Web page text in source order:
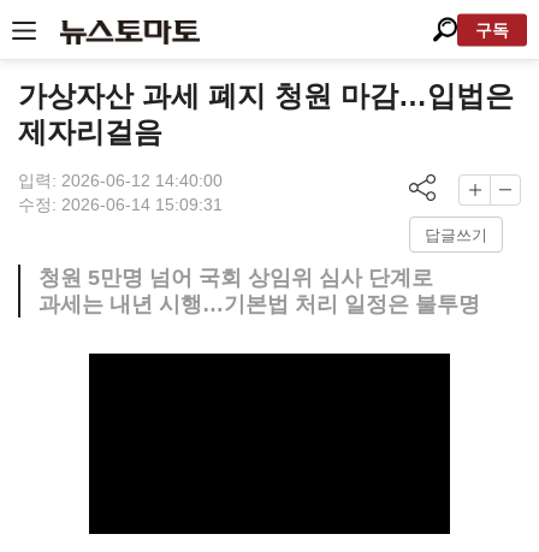
구독
가상자산 과세 폐지 청원 마감…입법은
제자리걸음
입력: 2026-06-12 14:40:00
수정: 2026-06-14 15:09:31
답글쓰기
청원 5만명 넘어 국회 상임위 심사 단계로
과세는 내년 시행…기본법 처리 일정은 불투명